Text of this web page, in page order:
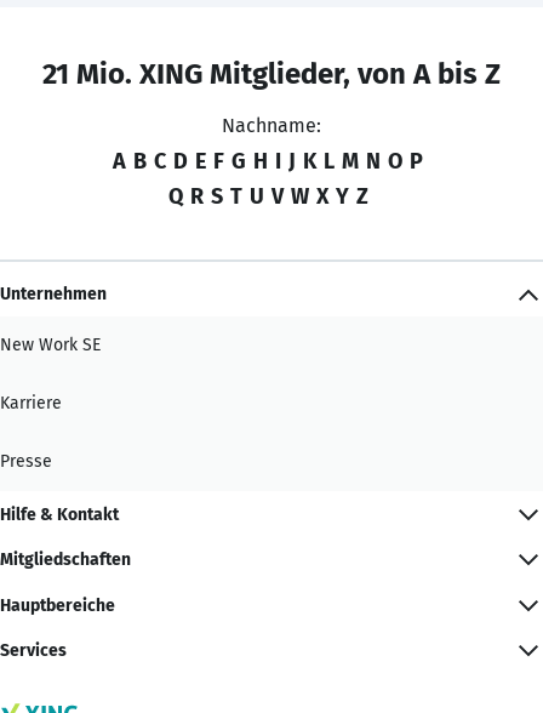
21 Mio. XING Mitglieder, von A bis Z
Nachname:
A B C D E F G H I J K L M N O P
Q R S T U V W X Y Z
Unternehmen
New Work SE
Karriere
Presse
Hilfe & Kontakt
Mitgliedschaften
Hauptbereiche
Services